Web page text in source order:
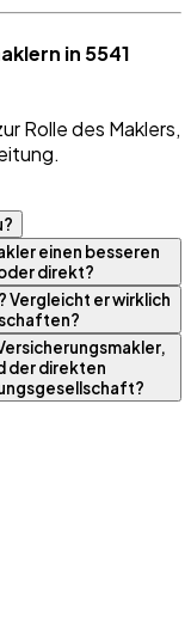
in 5541
Rolle des Maklers,
einen besseren
direkt?
Vergleicht er wirklich
der direkten